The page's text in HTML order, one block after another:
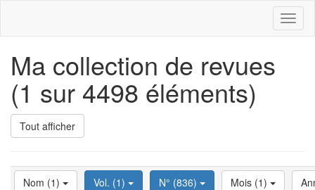
Ma collection de revues
(1 sur 4498 éléments)
Tout afficher
Nom (1) Vol. (1) N° (836) Mois (1)